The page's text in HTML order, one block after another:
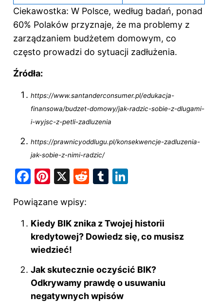
Ciekawostka: W Polsce, według badań, ponad
60% Polaków przyznaje, że ma problemy z
zarządzaniem budżetem domowym, co
często prowadzi do sytuacji zadłużenia.
Źródła:
https://www.santanderconsumer.pl/edukacja-
finansowa/budzet-domowy/jak-radzic-sobie-z-dlugami-
i-wyjsc-z-petli-zadluzenia
https://prawnicyoddlugu.pl/konsekwencje-zadluzenia-
jak-sobie-z-nimi-radzic/
F
c
e
b
o
o
k
Pi
er
e
st
X
R
di
t
T
bl
r
e
dI
Powiązane wpisy:
Kiedy BIK znika z Twojej historii
kredytowej? Dowiedz się, co musisz
wiedzieć!
Jak skutecznie oczyścić BIK?
Odkrywamy prawdę o usuwaniu
negatywnych wpisów